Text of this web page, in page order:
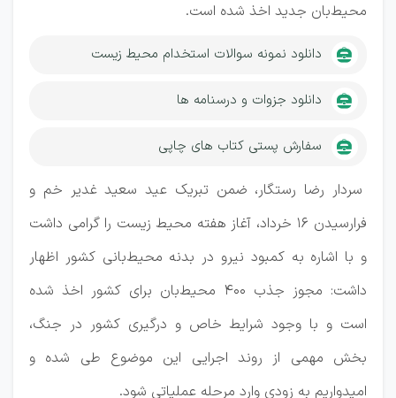
محیط‌بان جدید اخذ شده است.
دانلود نمونه سوالات استخدام محیط زیست
دانلود جزوات و درسنامه ها
سفارش پستی کتاب های چاپی
سردار رضا رستگار، ضمن تبریک عید سعید غدیر خم و
فرارسیدن 16 خرداد، آغاز هفته محیط زیست را گرامی داشت
و با اشاره به کمبود نیرو در بدنه محیط‌بانی کشور اظهار
داشت: مجوز جذب 400 محیط‌بان برای کشور اخذ شده
است و با وجود شرایط خاص و درگیری کشور در جنگ،
بخش مهمی از روند اجرایی این موضوع طی شده و
امیدواریم به زودی وارد مرحله عملیاتی شود.